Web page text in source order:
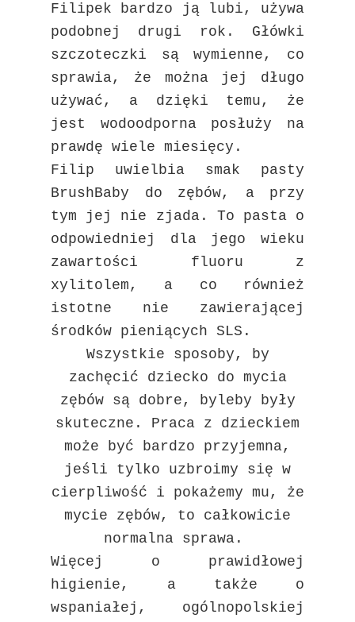
Filipek bardzo ją lubi, używa
podobnej drugi rok. Główki
szczoteczki są wymienne, co
sprawia, że można jej długo
używać, a dzięki temu, że
jest wodoodporna posłuży na
prawdę wiele miesięcy.
Filip uwielbia smak pasty
BrushBaby do zębów, a przy
tym jej nie zjada. To pasta o
odpowiedniej dla jego wieku
zawartości fluoru z
xylitolem, a co również
istotne nie zawierającej
środków pieniących SLS.
Wszystkie sposoby, by
zachęcić dziecko do mycia
zębów są dobre, byleby były
skuteczne. Praca z dzieckiem
może być bardzo przyjemna,
jeśli tylko uzbroimy się w
cierpliwość i pokażemy mu, że
mycie zębów, to całkowicie
normalna sprawa.
Więcej o prawidłowej
higienie, a także o
wspaniałej, ogólnopolskiej